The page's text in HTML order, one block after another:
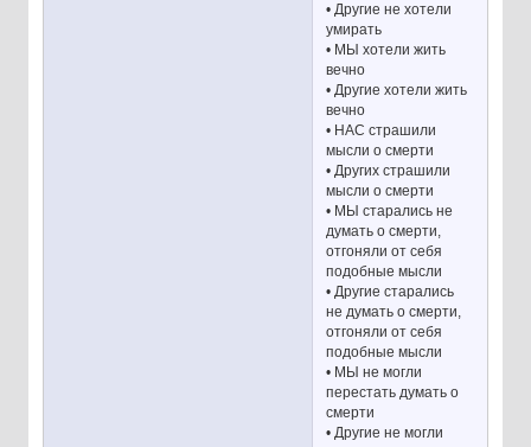
• Другие не хотели
умирать
• МЫ хотели жить
вечно
• Другие хотели жить
вечно
• НАС страшили
мысли о смерти
• Других страшили
мысли о смерти
• МЫ старались не
думать о смерти,
отгоняли от себя
подобные мысли
• Другие старались
не думать о смерти,
отгоняли от себя
подобные мысли
• МЫ не могли
перестать думать о
смерти
• Другие не могли